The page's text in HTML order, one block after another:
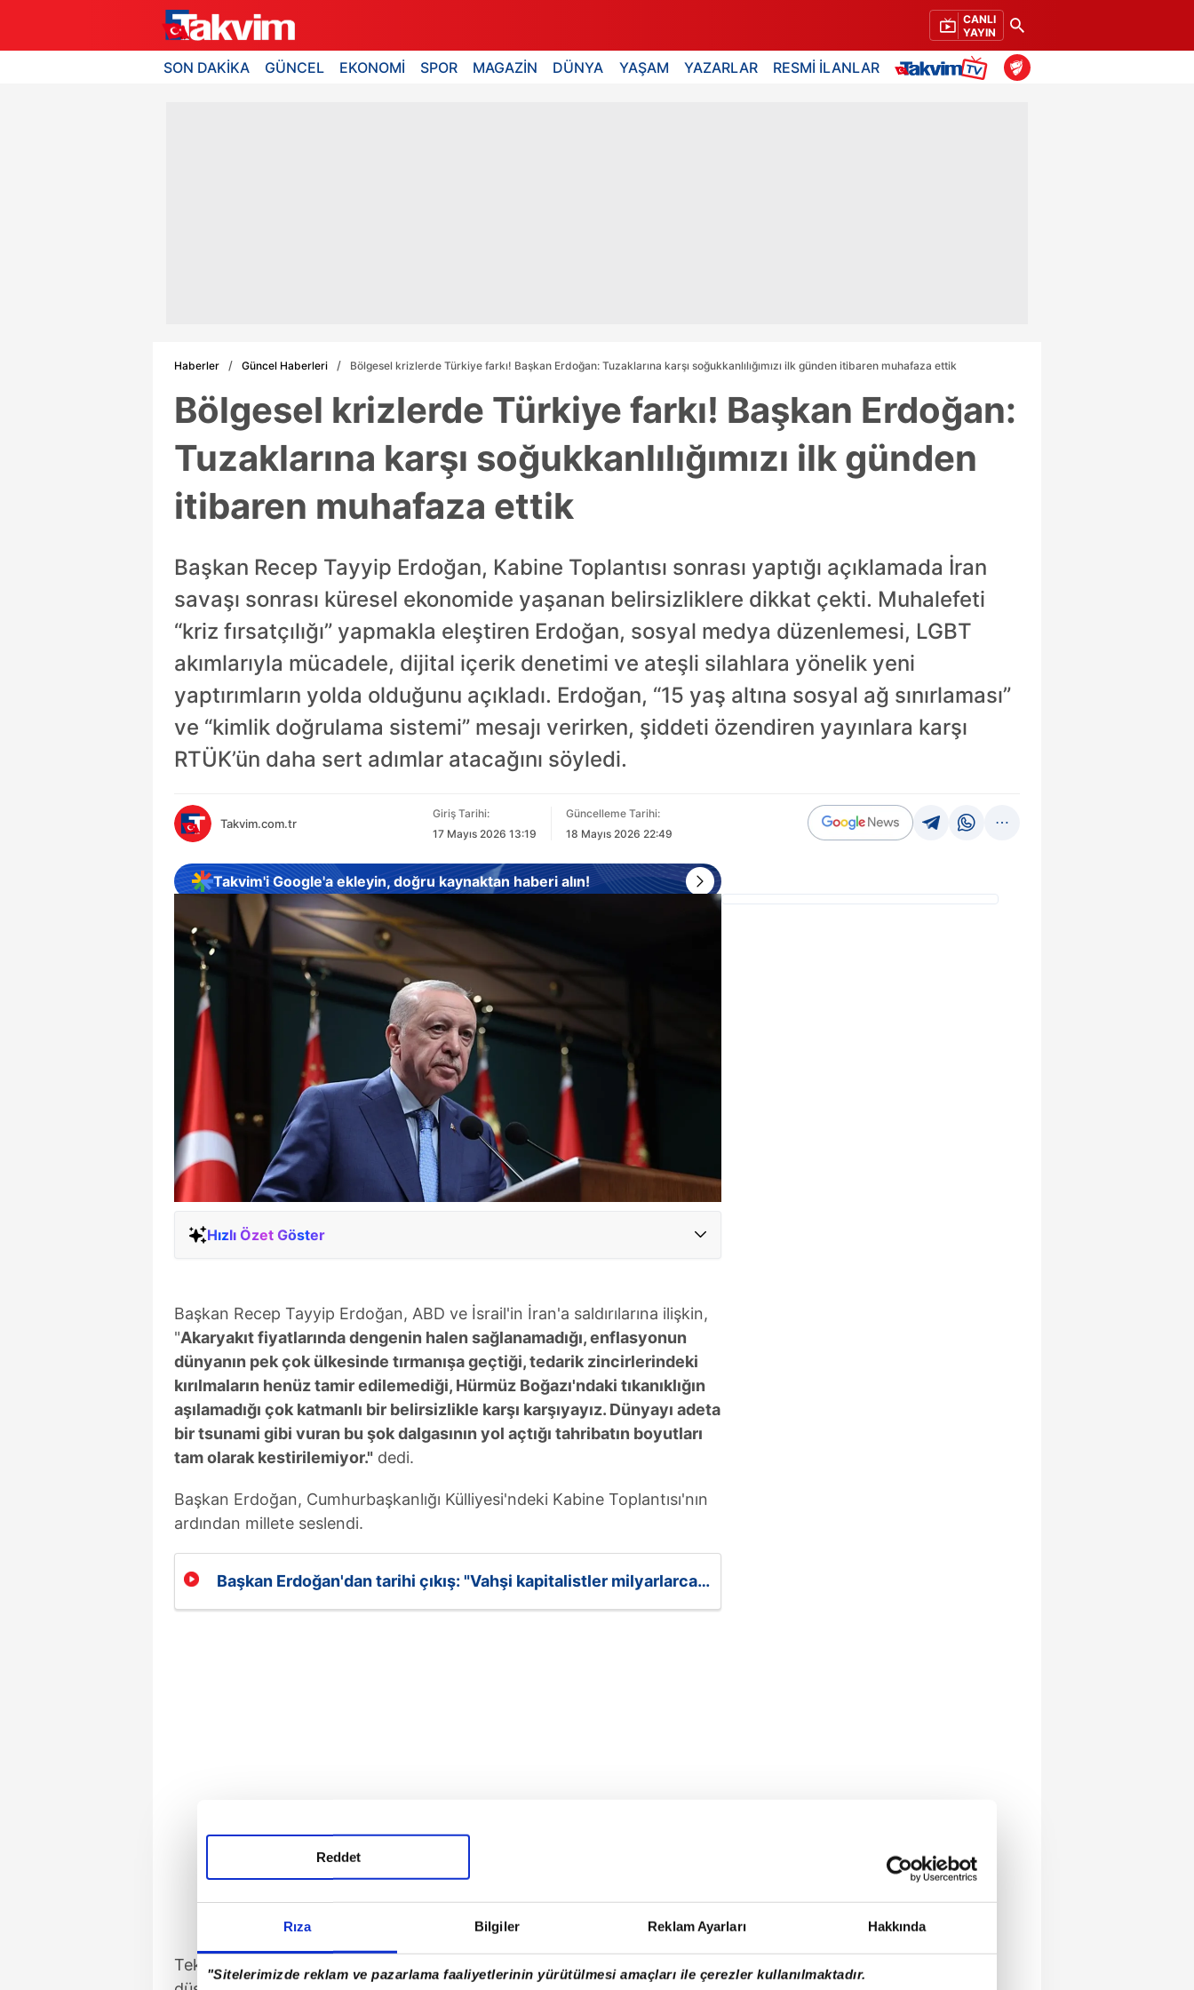
Rıza Bilgiler Reklam Ayarları Hakkında
"Sitelerimizde reklam ve pazarlama faaliyetlerinin yürütülmesi amaçları ile çerezler kullanılmaktadır.
Reddet
CANLI
YAYIN
SON DAKİKA GÜNCEL EKONOMİ SPOR MAGAZİN DÜNYA YAŞAM YAZARLAR RESMİ İLANLAR
Haberler Güncel Haberleri Bölgesel krizlerde Türkiye farkı! Başkan Erdoğan: Tuzaklarına karşı soğukkanlılığımızı ilk günden itibaren muhafaza ettik
Bölgesel krizlerde Türkiye farkı! Başkan Erdoğan:
Tuzaklarına karşı soğukkanlılığımızı ilk günden
itibaren muhafaza ettik
Başkan Recep Tayyip Erdoğan, Kabine Toplantısı sonrası yaptığı açıklamada İran
savaşı sonrası küresel ekonomide yaşanan belirsizliklere dikkat çekti. Muhalefeti
“kriz fırsatçılığı” yapmakla eleştiren Erdoğan, sosyal medya düzenlemesi, LGBT
akımlarıyla mücadele, dijital içerik denetimi ve ateşli silahlara yönelik yeni
yaptırımların yolda olduğunu açıkladı. Erdoğan, “15 yaş altına sosyal ağ sınırlaması”
ve “kimlik doğrulama sistemi” mesajı verirken, şiddeti özendiren yayınlara karşı
RTÜK’ün daha sert adımlar atacağını söyledi.
Takvim.com.tr
Giriş Tarihi:
17 Mayıs 2026 13:19
Güncelleme Tarihi:
18 Mayıs 2026 22:49
Takvim'i Google'a ekleyin, doğru kaynaktan haberi alın!
Hızlı Özet Göster
Başkan Recep Tayyip Erdoğan, ABD ve İsrail'in İran'a saldırılarına ilişkin,
"Akaryakıt fiyatlarında dengenin halen sağlanamadığı, enflasyonun
dünyanın pek çok ülkesinde tırmanışa geçtiği, tedarik zincirlerindeki
kırılmaların henüz tamir edilemediği, Hürmüz Boğazı'ndaki tıkanıklığın
aşılamadığı çok katmanlı bir belirsizlikle karşı karşıyayız. Dünyayı adeta
bir tsunami gibi vuran bu şok dalgasının yol açtığı tahribatın boyutları
tam olarak kestirilemiyor." dedi.
Başkan Erdoğan, Cumhurbaşkanlığı Külliyesi'ndeki Kabine Toplantısı'nın
ardından millete seslendi.
Başkan Erdoğan'dan tarihi çıkış: "Vahşi kapitalistler milyarlarca
Tekirdağ'ın Çorlu ilçesindeki bir asayiş olayına müdahale ederken şehit